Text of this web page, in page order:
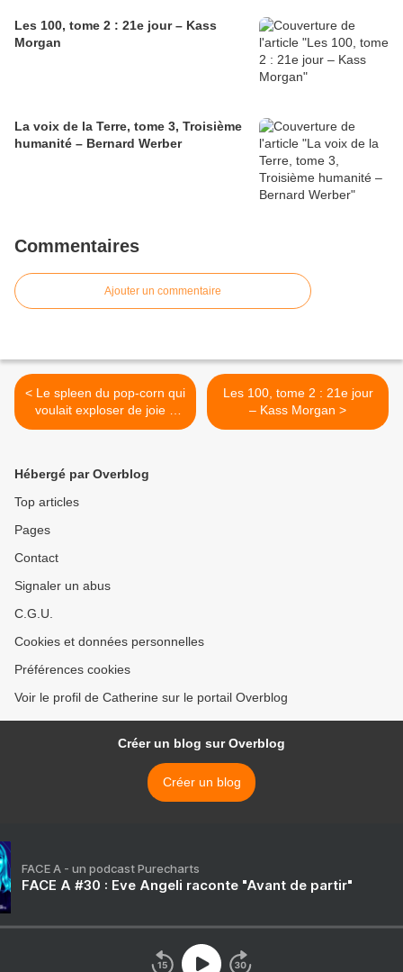
Les 100, tome 2 : 21e jour – Kass
Morgan
La voix de la Terre, tome 3, Troisième
humanité – Bernard Werber
Commentaires
Ajouter un commentaire
< Le spleen du pop-corn qui
voulait exploser de joie –
Raphaëlle Giordano
Les 100, tome 2 : 21e jour
– Kass Morgan >
Hébergé par Overblog
Top articles
Pages
Contact
Signaler un abus
C.G.U.
Cookies et données personnelles
Préférences cookies
Voir le profil de Catherine sur le portail Overblog
Créer un blog sur Overblog
Créer un blog
FACE A - un podcast Purecharts
FACE A #30 : Eve Angeli raconte "Avant de partir"